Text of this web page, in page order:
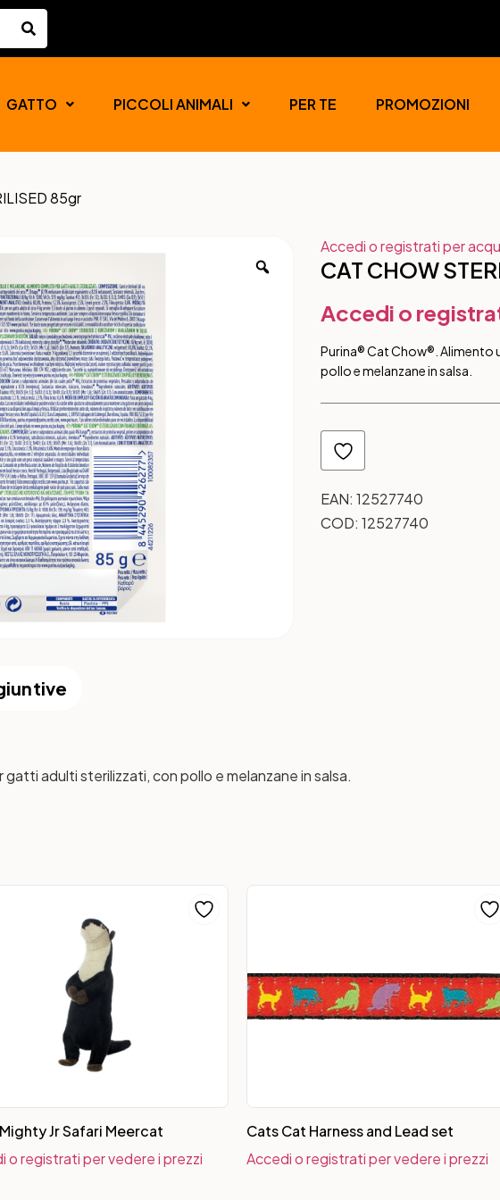
GATTO PICCOLI ANIMALI PER TE PROMOZIONI
85gr
Accedi o registrati per
CAT CHOW
Accedi o
Purina® Cat Chow®.
pollo e melanzane in salsa.
EAN: 12527740
COD: 12527740
adulti sterilizzati, con pollo e melanzane in salsa.
Jr Safari Meercat
o registrati per vedere i prezzi
Cats Cat Harness and Lead set
Accedi o registrati per vedere i prezzi